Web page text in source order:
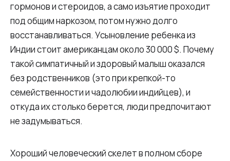
гормонов и стероидов, а само изъятие проходит
под общим наркозом, потом нужно долго
восстанавливаться. Усыновление ребенка из
Индии стоит американцам около 30 000 $. Почему
такой симпатичный и здоровый малыш оказался
без родственников (это при крепкой-то
семейственности и чадолюбии индийцев), и
откуда их столько берется, люди предпочитают
не задумываться.
Хороший человеческий скелет в полном сборе